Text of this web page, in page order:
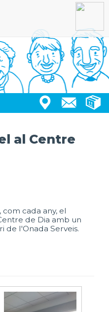
al Centre
cada any, el
de Dia amb un
de l'Onada Serveis.